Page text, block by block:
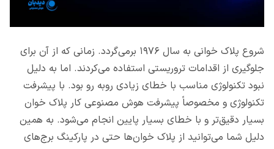
شروع پلاک خوانی به سال ۱۹۷۶ برمی‌گردد. زمانی که از آن برای
جلوگیری از اقدامات تروریستی استفاده می‌کردند. اما به دلیل
نبود تکنولوژی مناسب با خطای زیادی روبه رو بود. با پیشرفت
تکنولوژی و مخصوصاً پیشرفت هوش مصنوعی کار پلاک خوان
بسیار دقیق‌تر و با خطای بسیار پایین انجام می‌شود. به همین
دلیل شما می‌توانید از پلاک خوان‌ها حتی در پارکینگ برج‌های